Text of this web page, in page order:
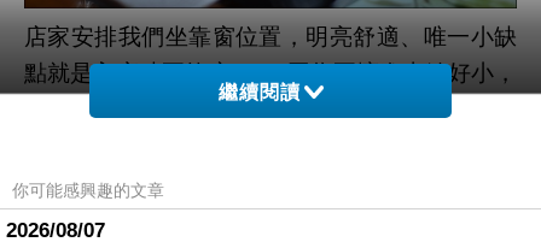
店家安排我們坐靠窗位置，明亮舒適、唯一小缺
點就是入座時要夠瘦XD，因為要擠進去縫好小，
還好我們都算是瘦子群的；桌上有濕紙巾、水杯
繼續閱讀
你可能感興趣的文章
2026/08/07